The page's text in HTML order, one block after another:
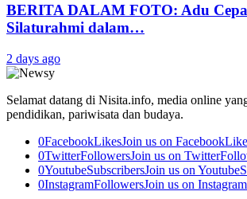
BERITA DALAM FOTO: Adu
Silaturahmi dalam…
2 days ago
Selamat datang di Nisita.info, media online
pendidikan, pariwisata dan budaya.
0FacebookLikesJoin us on Facebook
0TwitterFollowersJoin us on Twitter
0YoutubeSubscribersJoin us on Youtube
0InstagramFollowersJoin us on Instagram